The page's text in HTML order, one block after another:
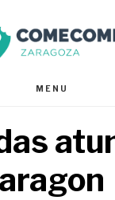
MENU
aragon